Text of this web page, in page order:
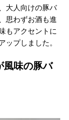
大人向けの豚バ
思わずお酒も進
もアクセントに
ップしました。
風味の豚バ